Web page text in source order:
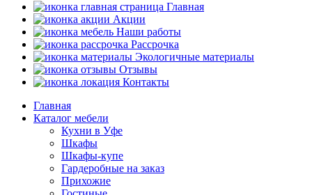
Главная
Акции
Наши работы
Рассрочка
Экологичные материалы
Отзывы
Контакты
Главная
Каталог мебели
Кухни в Уфе
Шкафы
Шкафы-купе
Гардеробные на заказ
Прихожие